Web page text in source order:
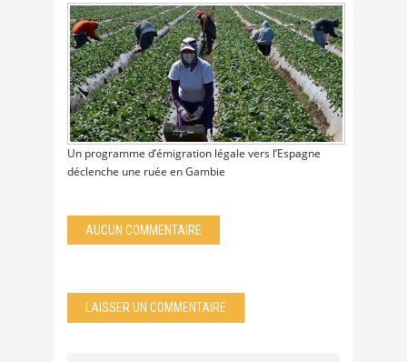
Un programme d’émigration légale vers l’Espagne
déclenche une ruée en Gambie
AUCUN COMMENTAIRE
LAISSER UN COMMENTAIRE